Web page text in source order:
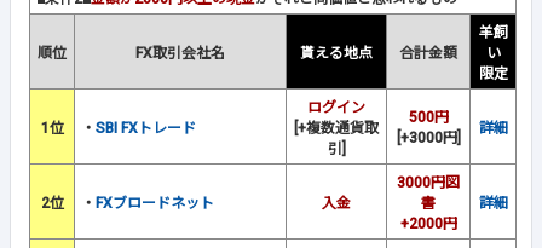
順位 FX取引会社名 貰える地点 合計金額
羊飼
い
限定
1位 ・ SBI FXトレード
ログイン
[+複数通貨取
引]
500円
[+3000円]
詳細
2位 ・ FXブロードネット 入金
3000円図
書
+2000円
詳細